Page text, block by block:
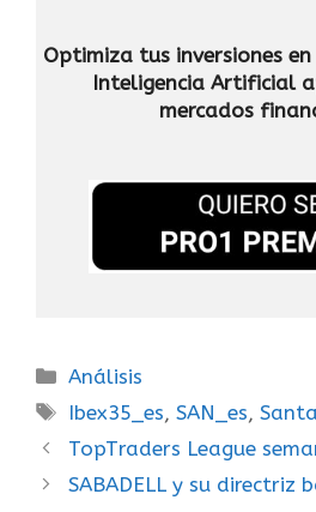
Optimiza tus inversiones
Inteligencia Artificial
mercados
Análisis
Ibex35_es,SAN_es,
TopTraders League
SABADELL y su directriz